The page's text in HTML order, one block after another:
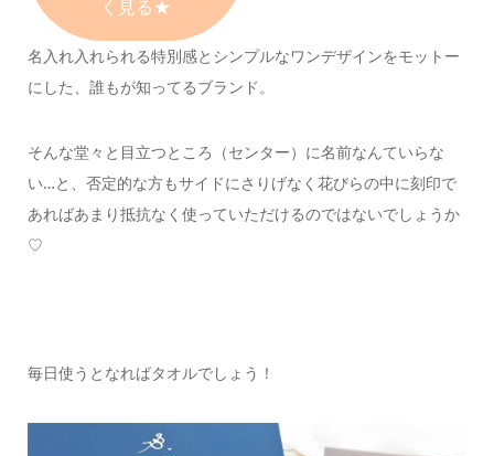
く見る★
名入れ入れられる特別感と シンプルなワンデザインをモットー
にした、 誰もが知ってるブランド。
そんな堂々と目立つところ（センター）に名前なんていらな
い…と、否定的な方もサイドにさりげなく花びらの中に刻印で
あればあまり抵抗なく使っていただけるのではないでしょうか
♡
毎日使うとなればタオルでしょう！